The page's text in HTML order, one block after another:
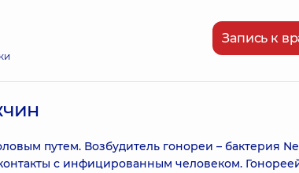
Запись к
путем. Возбудитель гонореи – бактерия
с инфицированным человеком.